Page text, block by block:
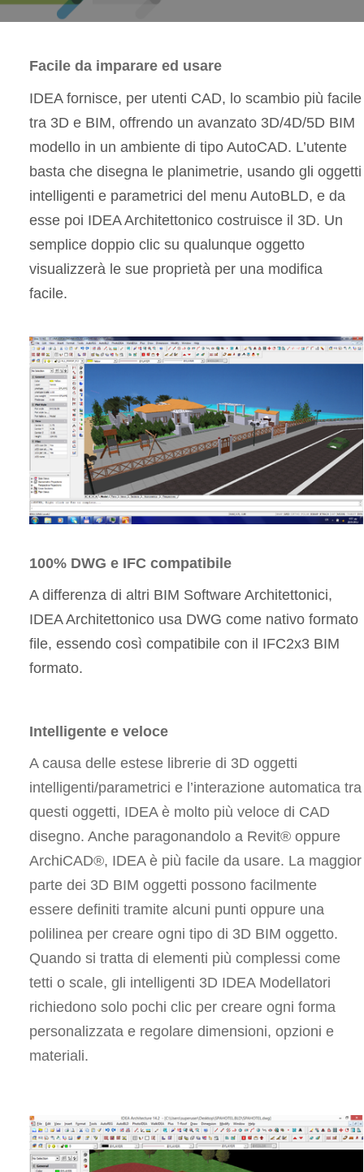
Facile da imparare ed usare
IDEA fornisce, per utenti CAD, lo scambio più facile
tra 3D e BIM, offrendo un avanzato 3D/4D/5D BIM
modello in un ambiente di tipo AutoCAD. L’utente
basta che disegna le planimetrie, usando gli oggetti
intelligenti e parametrici del menu AutoBLD, e da
esse poi IDEA Architettonico costruisce il 3D. Un
semplice doppio clic su qualunque oggetto
visualizzerà le sue proprietà per una modifica
facile.
100% DWG e IFC compatibile
A differenza di altri BIM Software Architettonici,
IDEA Architettonico usa DWG come nativo formato
file, essendo così compatibile con il IFC2x3 BIM
formato.
Intelligente e veloce
A causa delle estese librerie di 3D oggetti
intelligenti/parametrici e l’interazione automatica tra
questi oggetti, IDEA è molto più veloce di CAD
disegno. Anche paragonandolo a Revit® oppure
ArchiCAD®, IDEA è più facile da usare. La maggior
parte dei 3D BIM oggetti possono facilmente
essere definiti tramite alcuni punti oppure una
polilinea per creare ogni tipo di 3D BIM oggetto.
Quando si tratta di elementi più complessi come
tetti o scale, gli intelligenti 3D IDEA Modellatori
richiedono solo pochi clic per creare ogni forma
personalizzata e regolare dimensioni, opzioni e
materiali.